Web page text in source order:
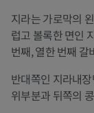
지라는 가로막의
럽고 볼록한 면인
번째, 열한 번째
반대쪽인 지라내
위부분과 뒤쪽의